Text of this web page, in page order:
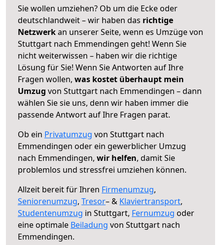
Sie wollen umziehen? Ob um die Ecke oder
deutschlandweit – wir haben das richtige
Netzwerkan unserer Seite, wenn es Umzüge von
Stuttgart nach Emmendingen geht! Wenn Sie
nicht weiterwissen – haben wir die richtige
Lösung für Sie! Wenn Sie Antworten auf Ihre
Fragen wollen, was kostet überhaupt mein
Umzug von Stuttgart nach Emmendingen – dann
wählen Sie sie uns, denn wir haben immer die
passende Antwort auf Ihre Fragen parat.
Ob ein Privatumzug von Stuttgart nach
Emmendingen oder ein gewerblicher Umzug
nach Emmendingen, wir helfen, damit Sie
problemlos und stressfrei umziehen können.
Allzeit bereit für Ihren Firmenumzug,
Seniorenumzug, Tresor– & Klaviertransport,
Studentenumzug in Stuttgart, Fernumzug oder
eine optimale Beiladung von Stuttgart nach
Emmendingen.